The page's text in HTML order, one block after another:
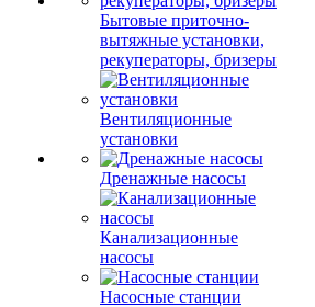
Бытовые приточно-
вытяжные установки,
рекуператоры, бризеры
Вентиляционные
установки
Дренажные насосы
Канализационные
насосы
Насосные станции